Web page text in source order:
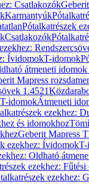
Csatlakozók
Karmantyúk
Pótalkatrészek
Csatlakozók
ÍvidomokT-idomok
átmeneti
Mapress
1.4521
idomokÁtmeneti
ezekhez:
és idomokhoz
Geberit Mapress
ezekhez: ÍvidomokT-
Oldható
ezekhez:
ezekhez: